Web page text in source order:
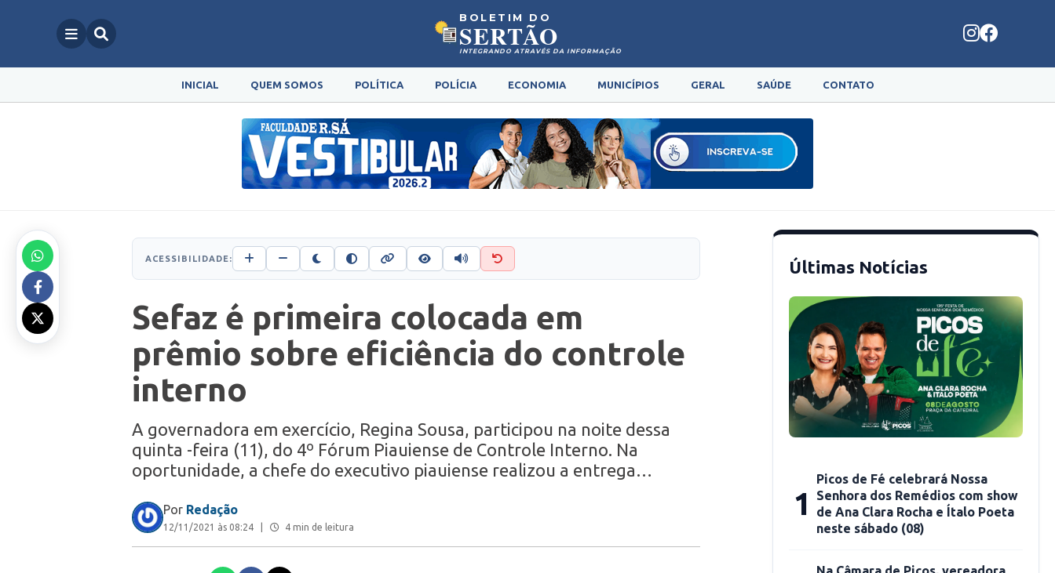
BOLETIM DO
SERTÃO
INTEGRANDO ATRAVÉS DA INFORMAÇÃO
INICIAL QUEM SOMOS POLÍTICA POLÍCIA ECONOMIA MUNICÍPIOS GERAL SAÚDE CONTATO
ACESSIBILIDADE:
Sefaz é primeira colocada em
prêmio sobre eficiência do controle
interno
A governadora em exercício, Regina Sousa, participou na noite dessa
quinta -feira (11), do 4º Fórum Piauiense de Controle Interno. Na
oportunidade, a chefe do executivo piauiense realizou a entrega…
Por Redação
12/11/2021 às 08:24 4 min de leitura
Últimas Notícias
1
Picos de Fé celebrará Nossa
Senhora dos Remédios com show
de Ana Clara Rocha e Ítalo Poeta
neste sábado (08)